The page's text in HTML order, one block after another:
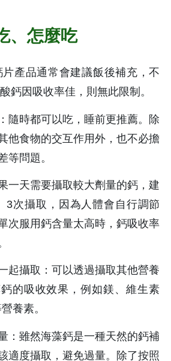
、怎麼吃
產品通常會建議飯後補充，不
鈣因吸收率佳，則無此限制。
隨時都可以吃，睡前更推薦。除
他食物的交互作用外，也不必擔
等問題。
一天需要攝取較大劑量的鈣，建
3次攝取，因為人體會自行調節
次服用鈣含量太高時，鈣吸收率
起攝取：可以透過攝取其他營養
的吸收效果，例如鎂、維生素
養素。
：雖然海藻鈣是一種天然的鈣補
適度攝取，避免過量。除了按照